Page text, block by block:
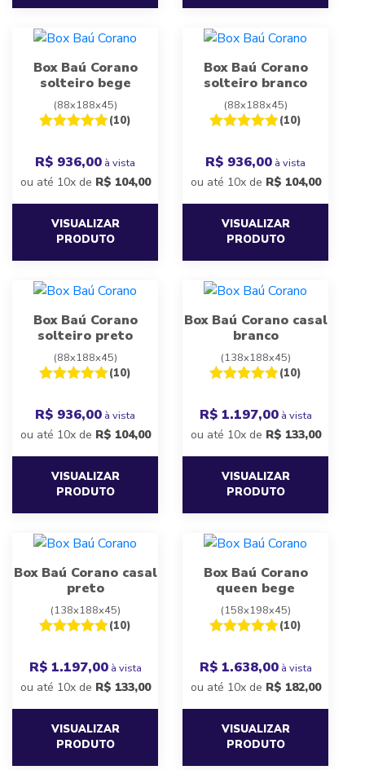
Box Baú Corano
solteiro bege
(88x188x45)
(10)
R$ 936,00 à vista
ou até 10x de R$ 104,00
VISUALIZAR
PRODUTO
Box Baú Corano
solteiro branco
(88x188x45)
(10)
R$ 936,00 à vista
ou até 10x de R$ 104,00
VISUALIZAR
PRODUTO
Box Baú Corano
solteiro preto
(88x188x45)
(10)
R$ 936,00 à vista
ou até 10x de R$ 104,00
VISUALIZAR
PRODUTO
Box Baú Corano casal
branco
(138x188x45)
(10)
R$ 1.197,00à vista
ou até 10x de R$ 133,00
VISUALIZAR
PRODUTO
Box Baú Corano casal
preto
(138x188x45)
(10)
R$ 1.197,00à vista
ou até 10x de R$ 133,00
VISUALIZAR
PRODUTO
Box Baú Corano
queen bege
(158x198x45)
(10)
R$ 1.638,00à vista
ou até 10x de R$ 182,00
VISUALIZAR
PRODUTO